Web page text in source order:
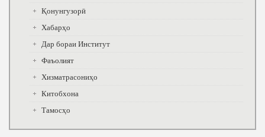
Қонунгузорӣ
Хабарҳо
Дар бораи Институт
Фаъолият
Хизматрасониҳо
Китобхона
Тамосҳо